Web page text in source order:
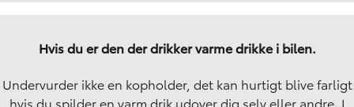
Hvis du er den der drikker varme drikke i bilen.
Undervurder ikke en kopholder, det kan hurtigt blive farligt
hvis du spilder en varm drik udover dig selv eller andre. I